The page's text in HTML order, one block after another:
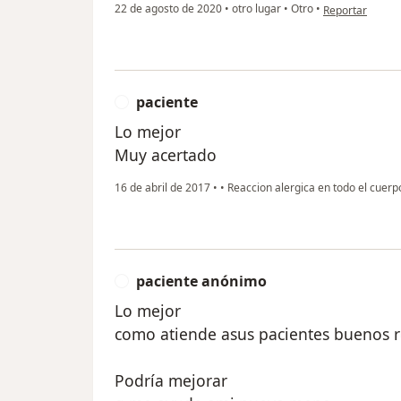
22 de agosto de 2020 • otro lugar • Otro • en opinión del
Reportar
paciente
Lo mejor
Muy acertado
16 de abril de 2017 • • Reaccion alergica en todo el
paciente anónimo
Lo mejor
como atiende asus pacientes buenos
Podría mejorar